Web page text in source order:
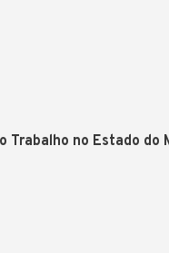
Trabalho no Estado do